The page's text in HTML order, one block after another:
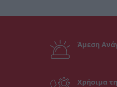
Άμεση
Χρήσιμα